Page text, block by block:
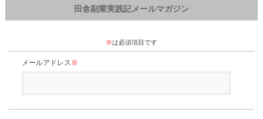
田舎副業実践記メールマガジン
※は必須項目です
メールアドレス※